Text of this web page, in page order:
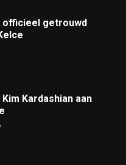
officieel getrouwd
Kardashian aan